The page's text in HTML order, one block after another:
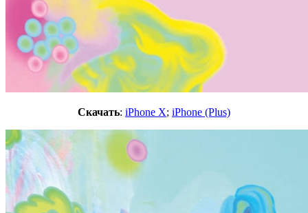
Скачать: iPhone X; iPhone (Plus)